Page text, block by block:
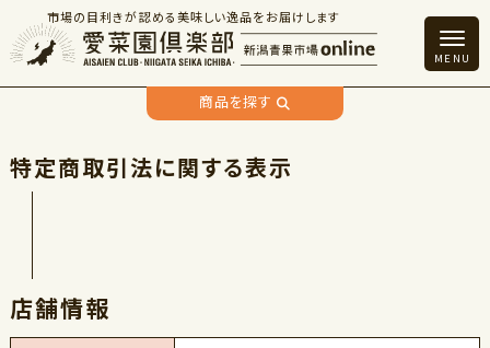
市場の目利きが認める美味しい逸品をお届けします
商品を探す
特定商取引法に関する表示
店舗情報